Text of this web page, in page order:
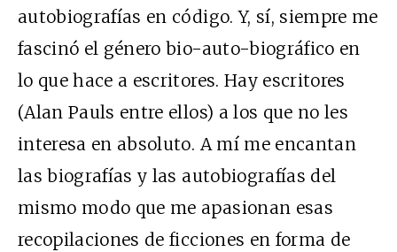
autobiografías en código. Y, sí, siempre me
fascinó el género bio-auto-biográfico en
lo que hace a escritores. Hay escritores
(Alan Pauls entre ellos) a los que no les
interesa en absoluto. A mí me encantan
las biografías y las autobiografías del
mismo modo que me apasionan esas
recopilaciones de ficciones en forma de